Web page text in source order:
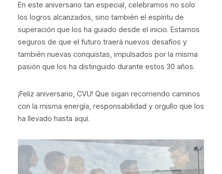
En este aniversario tan especial, celebramos no solo
los logros alcanzados, sino también el espíritu de
superación que los ha guiado desde el inicio. Estamos
seguros de que el futuro traerá nuevos desafíos y
también nuevas conquistas, impulsados por la misma
pasión que los ha distinguido durante estos 30 años.
¡Feliz aniversario, CVU! Que sigan recorriendo caminos
con la misma energía, responsabilidad y orgullo que los
ha llevado hasta aquí.